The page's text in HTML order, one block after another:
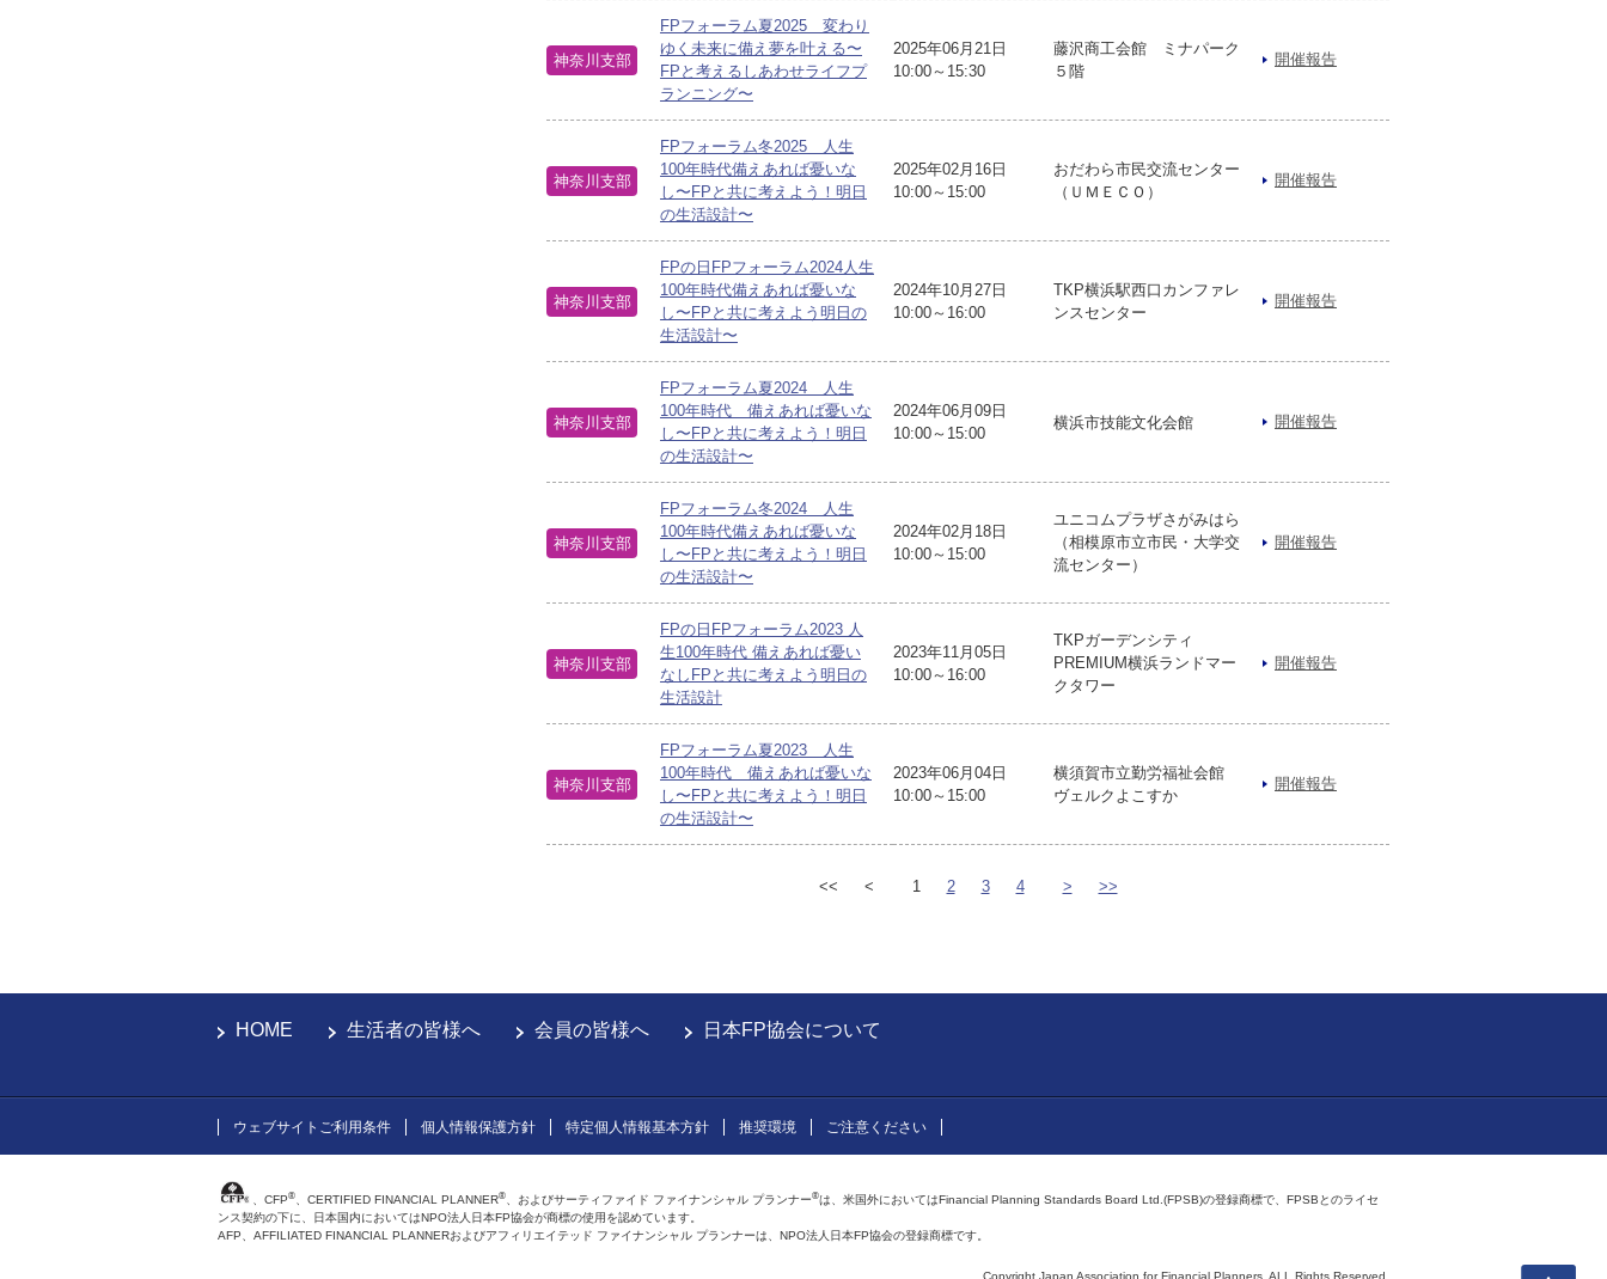
神奈川支部
FPフォーラム夏2025 変わり
ゆく未来に備え夢を叶える〜
FPと考えるしあわせライフプ
ランニング〜
2025年06月21日
10:00～15:30
藤沢商工会館 ミナパーク
５階
開催報告
神奈川支部
FPフォーラム冬2025 人生
100年時代備えあれば憂いな
し〜FPと共に考えよう！明日
の生活設計〜
2025年02月16日
10:00～15:00
おだわら市民交流センター
（ＵＭＥＣＯ）
開催報告
神奈川支部
FPの日FPフォーラム2024人生
100年時代備えあれば憂いな
し〜FPと共に考えよう明日の
生活設計〜
2024年10月27日
10:00～16:00
TKP横浜駅西口カンファレ
ンスセンター
開催報告
神奈川支部
FPフォーラム夏2024 人生
100年時代 備えあれば憂いな
し〜FPと共に考えよう！明日
の生活設計〜
2024年06月09日
10:00～15:00
横浜市技能文化会館 開催報告
神奈川支部
FPフォーラム冬2024 人生
100年時代備えあれば憂いな
し〜FPと共に考えよう！明日
の生活設計〜
2024年02月18日
10:00～15:00
ユニコムプラザさがみはら
（相模原市立市民・大学交
流センター）
開催報告
神奈川支部
FPの日FPフォーラム2023 人
生100年時代 備えあれば憂い
なしFPと共に考えよう明日の
生活設計
2023年11月05日
10:00～16:00
TKPガーデンシティ
PREMIUM横浜ランドマー
クタワー
開催報告
神奈川支部
FPフォーラム夏2023 人生
100年時代 備えあれば憂いな
し〜FPと共に考えよう！明日
の生活設計〜
2023年06月04日
10:00～15:00
横須賀市立勤労福祉会館
ヴェルクよこすか
開催報告
<< < 1 2 3 4 > >>
上へ
HOME 生活者の皆様へ 会員の皆様へ 日本FP協会について
ウェブサイトご利用条件 個人情報保護方針 特定個人情報基本方針 推奨環境 ご注意ください
、CFP® 、CERTIFIED FINANCIAL PLANNER® 、およびサーティファイド ファイナンシャル プランナー®は、米国外においてはFinancial Planning Standards Board Ltd.(FPSB)の登録商標で、FPSBとのライセ
ンス契約の下に、日本国内においてはNPO法人日本FP協会が商標の使用を認めています。
AFP、AFFILIATED FINANCIAL PLANNERおよびアフィリエイテッド ファイナンシャル プランナーは、NPO法人日本FP協会の登録商標です。
Copyright Japan Association for Financial Planners, ALL Rights Reserved.